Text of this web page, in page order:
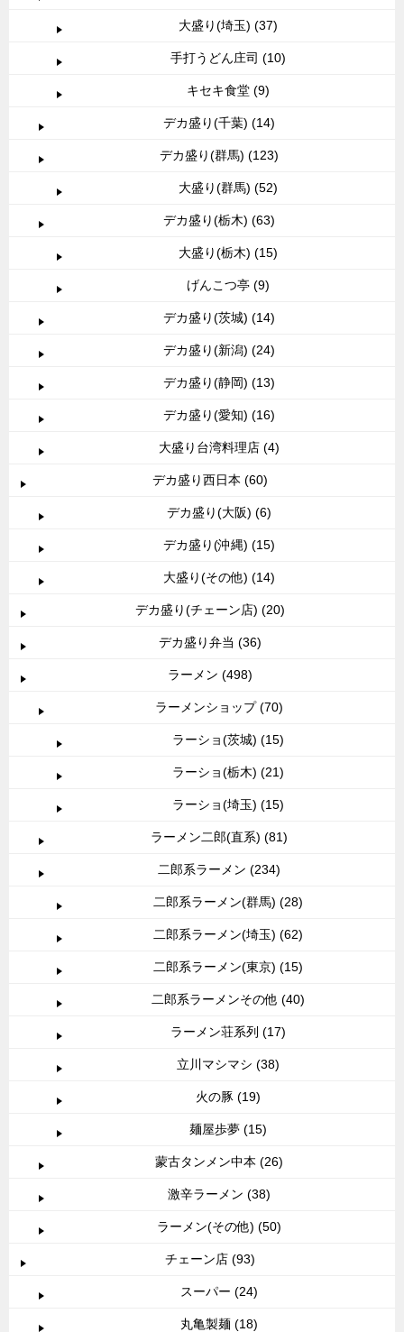
大盛り(埼玉) (37)
手打うどん庄司 (10)
キセキ食堂 (9)
デカ盛り(千葉) (14)
デカ盛り(群馬) (123)
大盛り(群馬) (52)
デカ盛り(栃木) (63)
大盛り(栃木) (15)
げんこつ亭 (9)
デカ盛り(茨城) (14)
デカ盛り(新潟) (24)
デカ盛り(静岡) (13)
デカ盛り(愛知) (16)
大盛り台湾料理店 (4)
デカ盛り西日本 (60)
デカ盛り(大阪) (6)
デカ盛り(沖縄) (15)
大盛り(その他) (14)
デカ盛り(チェーン店) (20)
デカ盛り弁当 (36)
ラーメン (498)
ラーメンショップ (70)
ラーショ(茨城) (15)
ラーショ(栃木) (21)
ラーショ(埼玉) (15)
ラーメン二郎(直系) (81)
二郎系ラーメン (234)
二郎系ラーメン(群馬) (28)
二郎系ラーメン(埼玉) (62)
二郎系ラーメン(東京) (15)
二郎系ラーメンその他 (40)
ラーメン荘系列 (17)
立川マシマシ (38)
火の豚 (19)
麺屋歩夢 (15)
蒙古タンメン中本 (26)
激辛ラーメン (38)
ラーメン(その他) (50)
チェーン店 (93)
スーパー (24)
丸亀製麺 (18)